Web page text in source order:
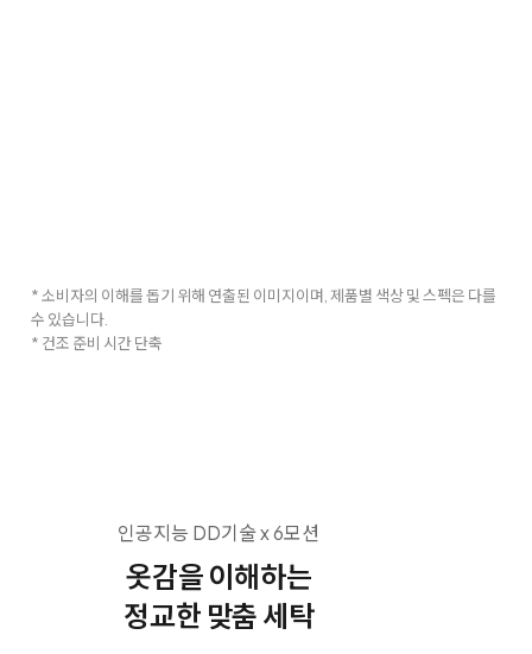
* 소비자의 이해를 돕기 위해 연출된 이미지이며, 제품별 색상 및 스펙은 다를
수 있습니다.
* 건조 준비 시간 단축
인공지능 DD기술 x 6모션
옷감을 이해하는
정교한 맞춤 세탁